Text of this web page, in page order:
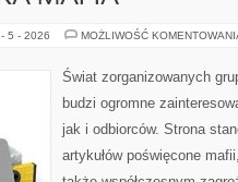
5 - 2026 MOŻLIWOŚĆ
Świat zorganizowanych
budzi ogromne
jak i odbiorców. Strona
artykułów poświęcone